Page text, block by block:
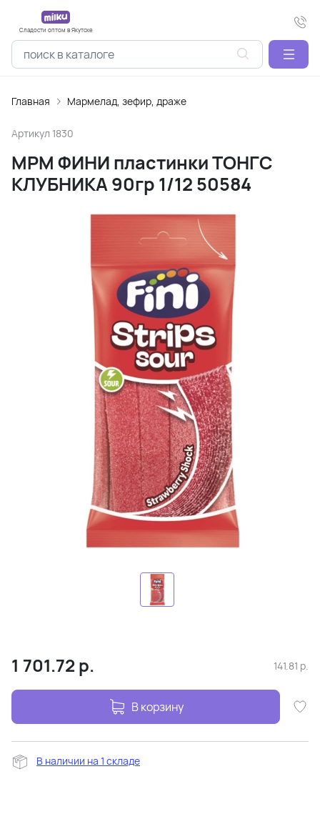
Сладости оптом в Якутске
Главная Мармелад, зефир, драже
Артикул 1830
МРМ ФИНИ пластинки ТОНГС
КЛУБНИКА 90гр 1/12 50584
1 701.72 р. 141.81 р.
В корзину
В наличии на 1 складе